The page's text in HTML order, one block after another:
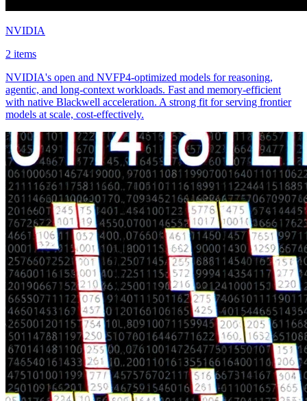
NVIDIA
2 items
NVIDIA's open and NVFP4-optimized models for reasoning,
agentic, and long-context workloads. Fast and memory-efficient
with native Blackwell acceleration. A strong fit for serving frontier
models at scale, cost-effectively.